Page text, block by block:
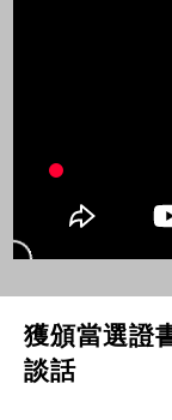
獲頒當選證
談話